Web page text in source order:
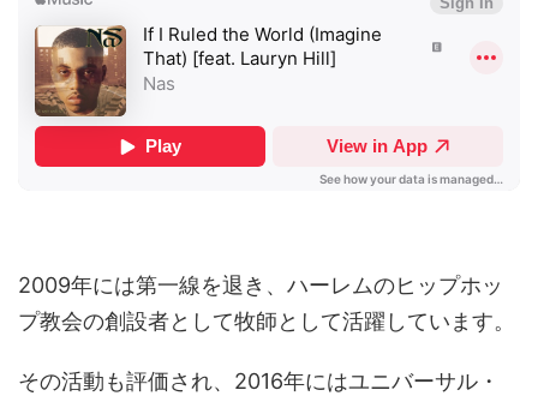
2009年には第一線を退き、ハーレムのヒップホッ
プ教会の創設者として牧師として活躍しています。
その活動も評価され、2016年にはユニバーサル・